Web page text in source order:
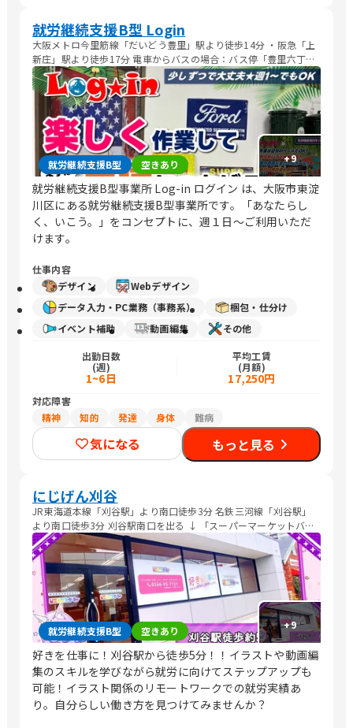
就労継続支援B型 Login
大阪メトロ今里筋線「だいどう豊里」駅より徒歩14分 ・阪急「上
新庄」駅より徒歩17分 電車からバスの場合：バス停「豊里六丁
目」より徒歩1分
+9
就労継続支援B型 空きあり
就労継続支援B型事業所 Log-in ログイン は、大阪市東淀
川区にある就労継続支援B型事業所です。「あなたらし
く、いこう。」をコンセプトに、週１日～ご利用いただ
けます。
仕事内容
デザイン
Webデザイン
データ入力・PC業務（事務系）
梱包・仕分け
イベント補助
動画編集 その他
出勤日数
(週)
1~6日
平均工賃
(月額)
17,250円
対応障害
精神
知的 発達 身体 難病
気になる もっと見る
にじげん刈谷
JR東海道本線「刈谷駅」より南口徒歩3分 名鉄三河線「刈谷駅」
より南口徒歩3分 刈谷駅南口を出る ↓ 「スーパーマーケットバロ
ー」の看板に向かって真っすぐ進む ↓ 道なりに右に曲がってまっ
すぐ進む ↓ 『南5』の階段を降りる ↓ 道を挟んだ右手前方 「コメ
ダ珈琲 刈谷駅南口店」様のお隣の店舗です
+9
就労継続支援B型 空きあり
好きを仕事に！刈谷駅から徒歩5分！！イラストや動画編
集のスキルを学びながら就労に向けてステップアップも
可能！イラスト関係のリモートワークでの就労実績あ
り。自分らしい働き方を見つけてみませんか？